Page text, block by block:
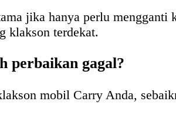
jika hanya perlu
klakson terdekat.
perbaikan gagal?
mobil Carry Anda,